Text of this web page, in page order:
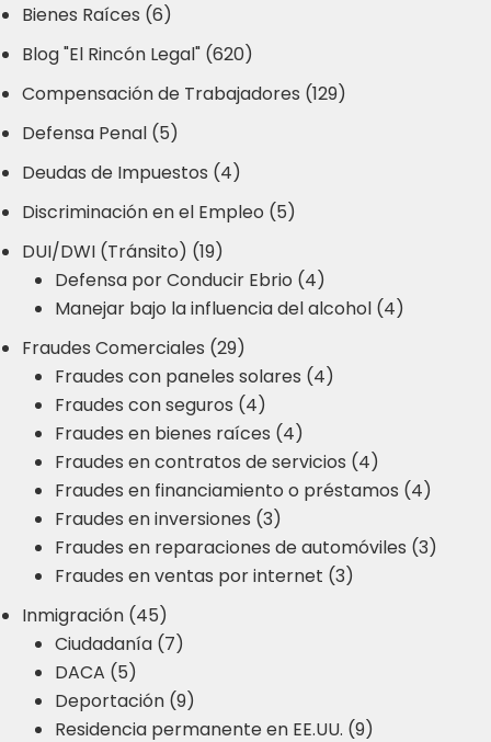
Bienes Raíces (6)
Blog "El Rincón Legal" (620)
Compensación de Trabajadores (129)
Defensa Penal (5)
Deudas de Impuestos (4)
Discriminación en el Empleo (5)
DUI/DWI (Tránsito) (19)
Defensa por Conducir Ebrio (4)
Manejar bajo la influencia del alcohol (4)
Fraudes Comerciales (29)
Fraudes con paneles solares (4)
Fraudes con seguros (4)
Fraudes en bienes raíces (4)
Fraudes en contratos de servicios (4)
Fraudes en financiamiento o préstamos (4)
Fraudes en inversiones (3)
Fraudes en reparaciones de automóviles (3)
Fraudes en ventas por internet (3)
Inmigración (45)
Ciudadanía (7)
DACA (5)
Deportación (9)
Residencia permanente en EE.UU. (9)